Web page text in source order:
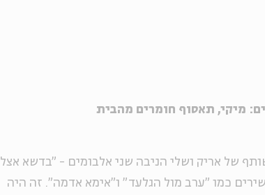
מיקי, תאסוף חומרים מהבית
במשותף של אריק ושלי הניבה שני אלבומים - "בדשא אצל
כמו "ערב מול הגלעד" ו"אימא אדמה". זה היה